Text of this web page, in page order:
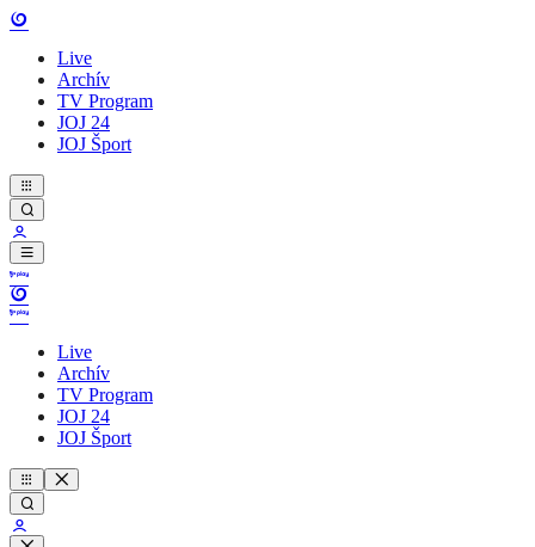
Live
Archív
TV Program
JOJ 24
JOJ Šport
Live
Archív
TV Program
JOJ 24
JOJ Šport